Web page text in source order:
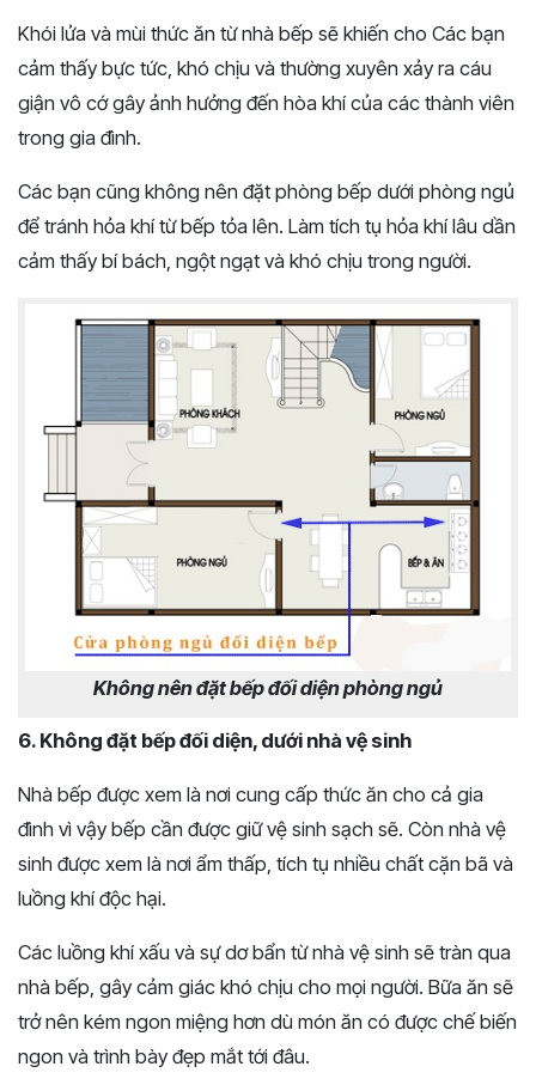
Khói lửa và mùi thức ăn từ nhà bếp sẽ khiến cho Các bạn
cảm thấy bực tức, khó chịu và thường xuyên xảy ra cáu
giận vô cớ gây ảnh hưởng đến hòa khí của các thành viên
trong gia đình.
Các bạn cũng không nên đặt phòng bếp dưới phòng ngủ
để tránh hỏa khí từ bếp tỏa lên. Làm tích tụ hỏa khí lâu dần
cảm thấy bí bách, ngột ngạt và khó chịu trong người.
Không nên đặt bếp đối diện phòng ngủ
6. Không đặt bếp đối diện, dưới nhà vệ sinh
Nhà bếp được xem là nơi cung cấp thức ăn cho cả gia
đình vì vậy bếp cần được giữ vệ sinh sạch sẽ. Còn nhà vệ
sinh được xem là nơi ẩm thấp, tích tụ nhiều chất cặn bã và
luồng khí độc hại.
Các luồng khí xấu và sự dơ bẩn từ nhà vệ sinh sẽ tràn qua
nhà bếp, gây cảm giác khó chịu cho mọi người. Bữa ăn sẽ
trở nên kém ngon miệng hơn dù món ăn có được chế biến
ngon và trình bày đẹp mắt tới đâu.